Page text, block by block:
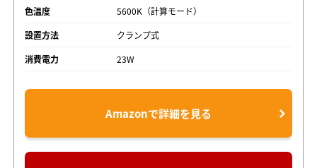
色温度
5600K（計算モード）
設置方法
クランプ式
消費電力
23W
Amazonで詳細を見る